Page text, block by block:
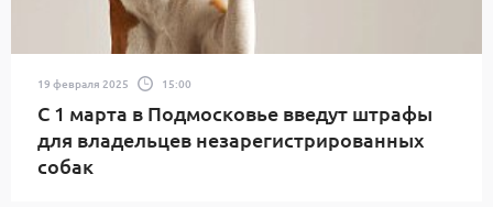
19 февраля 2025 15:00
С 1 марта в Подмосковье введут штрафы
для владельцев незарегистрированных
собак